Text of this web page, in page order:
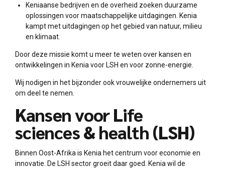
Keniaanse bedrijven en de overheid zoeken duurzame
oplossingen voor maatschappelijke uitdagingen. Kenia
kampt met uitdagingen op het gebied van natuur, milieu
en klimaat.
Door deze missie komt u meer te weten over kansen en
ontwikkelingen in Kenia voor LSH en voor zonne-energie.
Wij nodigen in het bijzonder ook vrouwelijke ondernemers uit
om deel te nemen.
Kansen voor Life
sciences & health (LSH)
Binnen Oost-Afrika is Kenia het centrum voor economie en
innovatie. De LSH sector groeit daar goed. Kenia wil de